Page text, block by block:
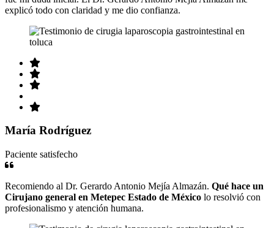
explicó todo con claridad y me dio confianza.
María Rodríguez
Paciente satisfecho
Recomiendo al Dr. Gerardo Antonio Mejía Almazán. Qué hace un
Cirujano general en Metepec Estado de México lo resolvió con
profesionalismo y atención humana.